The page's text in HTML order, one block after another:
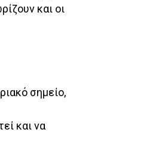
και οι
σημείο,
και να